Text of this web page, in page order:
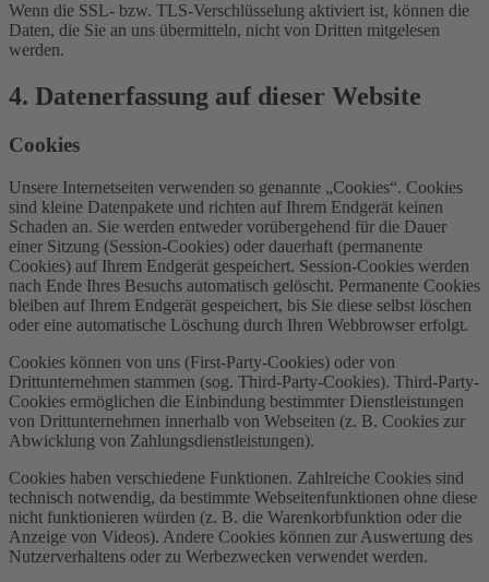
Wenn die SSL- bzw. TLS-Verschlüsselung aktiviert ist, können die
Daten, die Sie an uns übermitteln, nicht von Dritten mitgelesen
werden.
4. Datenerfassung auf dieser Website
Cookies
Unsere Internetseiten verwenden so genannte „Cookies“. Cookies
sind kleine Datenpakete und richten auf Ihrem Endgerät keinen
Schaden an. Sie werden entweder vorübergehend für die Dauer
einer Sitzung (Session-Cookies) oder dauerhaft (permanente
Cookies) auf Ihrem Endgerät gespeichert. Session-Cookies werden
nach Ende Ihres Besuchs automatisch gelöscht. Permanente Cookies
bleiben auf Ihrem Endgerät gespeichert, bis Sie diese selbst löschen
oder eine automatische Löschung durch Ihren Webbrowser erfolgt.
Cookies können von uns (First-Party-Cookies) oder von
Drittunternehmen stammen (sog. Third-Party-Cookies). Third-Party-
Cookies ermöglichen die Einbindung bestimmter Dienstleistungen
von Drittunternehmen innerhalb von Webseiten (z. B. Cookies zur
Abwicklung von Zahlungsdienstleistungen).
Cookies haben verschiedene Funktionen. Zahlreiche Cookies sind
technisch notwendig, da bestimmte Webseitenfunktionen ohne diese
nicht funktionieren würden (z. B. die Warenkorbfunktion oder die
Anzeige von Videos). Andere Cookies können zur Auswertung des
Nutzerverhaltens oder zu Werbezwecken verwendet werden.